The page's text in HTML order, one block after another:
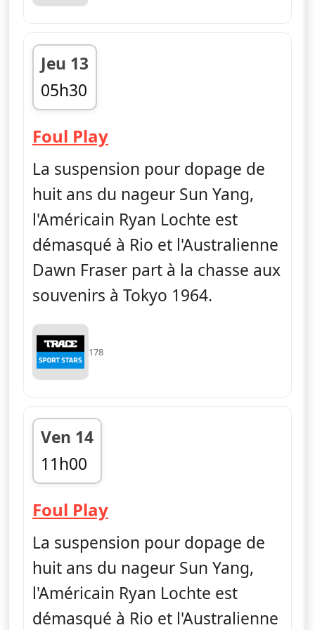
Jeu 13
05h30
fin 06h00
Foul Play— Foul Play
La suspension pour dopage de
huit ans du nageur Sun Yang,
l'Américain Ryan Lochte est
démasqué à Rio et l'Australienne
Dawn Fraser part à la chasse aux
souvenirs à Tokyo 1964.
178
Ven 14
11h00
fin 11h30
Foul Play— Foul Play
La suspension pour dopage de
huit ans du nageur Sun Yang,
l'Américain Ryan Lochte est
démasqué à Rio et l'Australienne